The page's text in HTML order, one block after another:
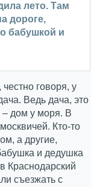
лето. Там
дороге,
бабушкой и
говоря, у
Ведь дача, это
– дом у моря. В
Кто-то
а другие,
и дедушка
Краснодарский
съезжать с